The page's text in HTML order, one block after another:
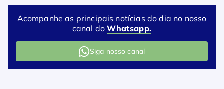
Acompanhe as principais notícias do dia no nosso
canal doWhatsapp.
Siga nosso canal